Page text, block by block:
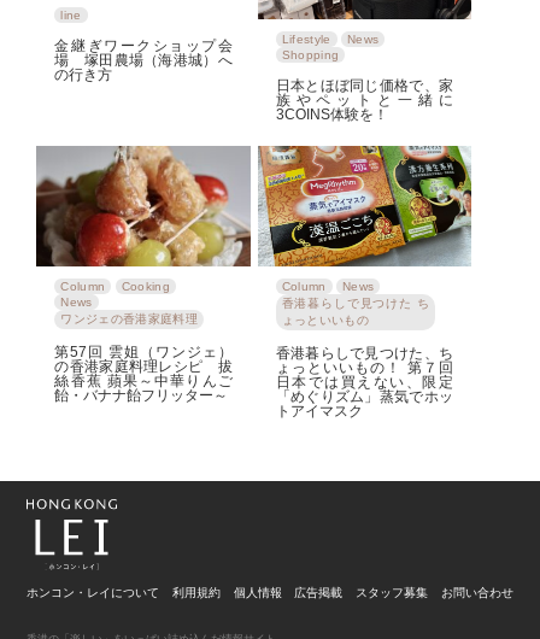
line
金継ぎワークショップ会
場 塚田農場（海港城）へ
の行き方
Lifestyle
News
Shopping
日本とほぼ同じ価格で、家
族やペットと一緒に
3COINS体験を！
Column
Cooking
News
ワンジェの香港家庭料理
第57回 雲姐（ワンジェ）
の香港家庭料理レシピ 拔
絲香蕉 蘋果～中華りんご
飴・バナナ飴フリッター～
Column
News
香港暮らしで見つけた ち
ょっといいもの
香港暮らしで見つけた、ち
ょっといいもの！ 第７回
日本では買えない、限定
「めぐりズム」蒸気でホッ
トアイマスク
ホンコン・レイについて 利用規約 個人情報 広告掲載 スタッフ募集 お問い合わせ